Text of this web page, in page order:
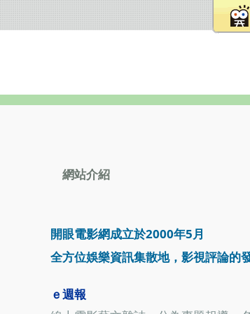
網站介紹
開眼電影網成立於2000年5月
全方位娛樂資訊集散地，影視評論的
ｅ週報